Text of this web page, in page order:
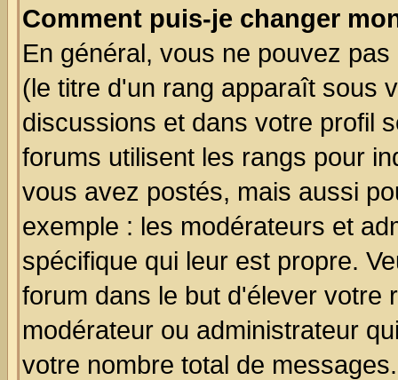
Comment puis-je changer
En général, vous ne pouvez
(le titre d'un rang apparaît sous
discussions et dans votre profil
forums utilisent les rangs pour
vous avez postés, mais aussi
exemple : les modérateurs et
spécifique qui leur est propre.
forum dans le but d'élever votre
modérateur ou administrateur
votre nombre total de messages.